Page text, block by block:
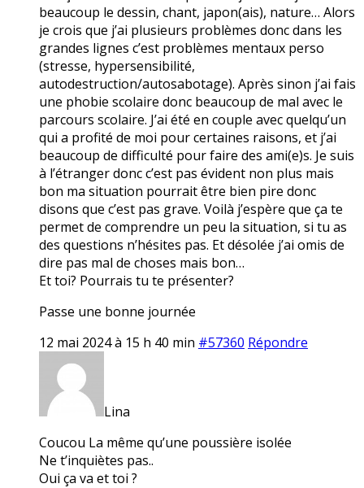
beaucoup le dessin, chant, japon(ais), nature… Alors
je crois que j’ai plusieurs problèmes donc dans les
grandes lignes c’est problèmes mentaux perso
(stresse, hypersensibilité,
autodestruction/autosabotage). Après sinon j’ai fais
une phobie scolaire donc beaucoup de mal avec le
parcours scolaire. J’ai été en couple avec quelqu’un
qui a profité de moi pour certaines raisons, et j’ai
beaucoup de difficulté pour faire des ami(e)s. Je suis
à l’étranger donc c’est pas évident non plus mais
bon ma situation pourrait être bien pire donc
disons que c’est pas grave. Voilà j’espère que ça te
permet de comprendre un peu la situation, si tu as
des questions n’hésites pas. Et désolée j’ai omis de
dire pas mal de choses mais bon…
Et toi? Pourrais tu te présenter?
Passe une bonne journée
12 mai 2024 à 15 h 40 min #57360 Répondre
Lina
Coucou La même qu’une poussière isolée
Ne t’inquiètes pas..
Oui ça va et toi ?